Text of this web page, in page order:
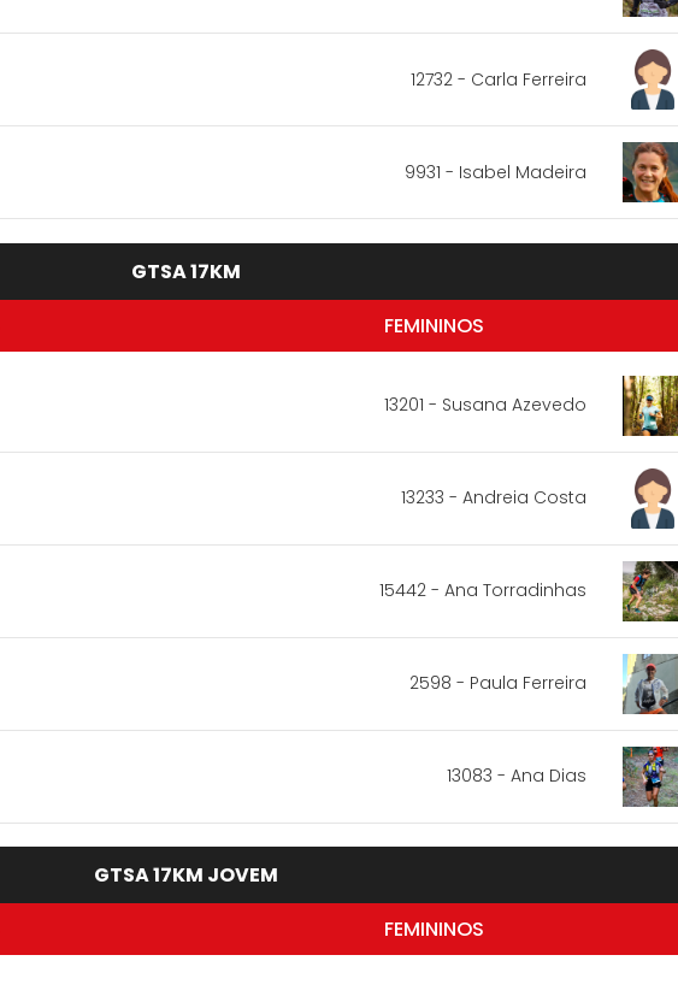
12732 - Carla Ferreira
9931 - Isabel Madeira
GTSA 17KM
FEMININOS
13201 - Susana Azevedo
13233 - Andreia Costa
15442 - Ana Torradinhas
2598 - Paula Ferreira
13083 - Ana Dias
GTSA 17KM JOVEM
FEMININOS